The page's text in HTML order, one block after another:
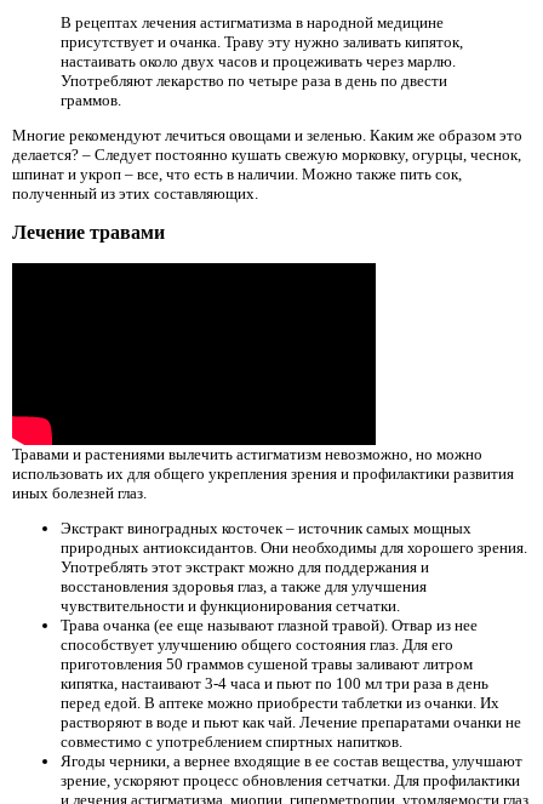
В рецептах лечения астигматизма в народной медицине
присутствует и очанка. Траву эту нужно заливать кипяток,
настаивать около двух часов и процеживать через марлю.
Употребляют лекарство по четыре раза в день по двести
граммов.
Многие рекомендуют лечиться овощами и зеленью. Каким же образом это
делается? – Следует постоянно кушать свежую морковку, огурцы, чеснок,
шпинат и укроп – все, что есть в наличии. Можно также пить сок,
полученный из этих составляющих.
Лечение травами
Травами и растениями вылечить астигматизм невозможно, но можно
использовать их для общего укрепления зрения и профилактики развития
иных болезней глаз.
Экстракт виноградных косточек – источник самых мощных
природных антиоксидантов. Они необходимы для хорошего зрения.
Употреблять этот экстракт можно для поддержания и
восстановления здоровья глаз, а также для улучшения
чувствительности и функционирования сетчатки.
Трава очанка (ее еще называют глазной травой). Отвар из нее
способствует улучшению общего состояния глаз. Для его
приготовления 50 граммов сушеной травы заливают литром
кипятка, настаивают 3-4 часа и пьют по 100 мл три раза в день
перед едой. В аптеке можно приобрести таблетки из очанки. Их
растворяют в воде и пьют как чай. Лечение препаратами очанки не
совместимо с употреблением спиртных напитков.
Ягоды черники, а вернее входящие в ее состав вещества, улучшают
зрение, ускоряют процесс обновления сетчатки. Для профилактики
и лечения астигматизма, миопии, гиперметропии, утомляемости глаз